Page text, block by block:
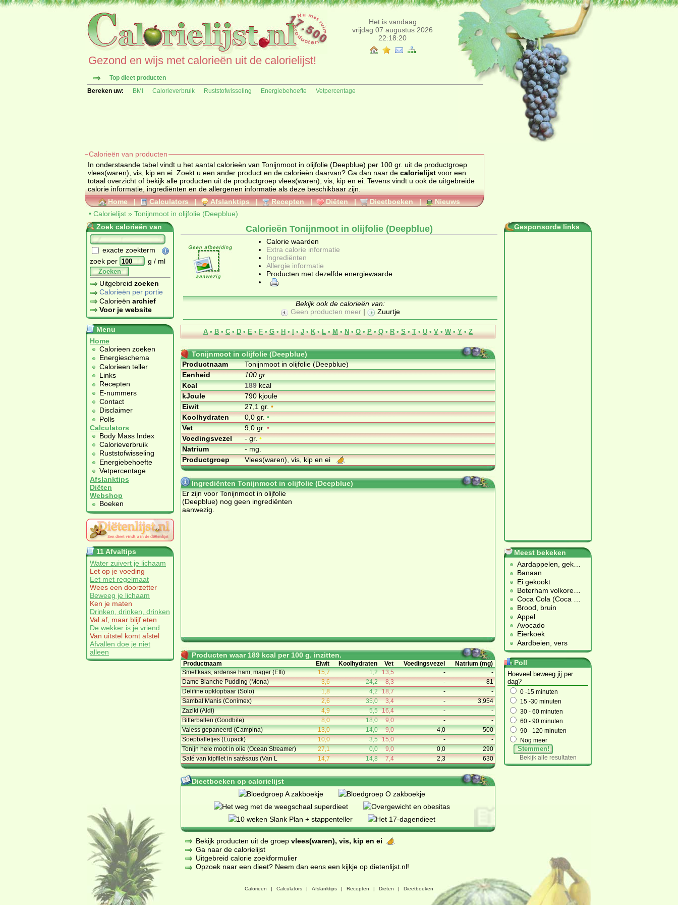
Het is vandaag
vrijdag 07 augustus 2026
22:18:20
Gezond en wijs met calorieën uit de calorielijst!
Top dieet producten
Bereken uw:
BMI Calorieverbruik Ruststofwisseling Energiebehoefte Vetpercentage
Calorieën van producten
In onderstaande tabel vindt u het aantal calorieën van Tonijnmoot in olijfolie (Deepblue) per 100 gr. uit de productgroep
vlees(waren), vis, kip en ei. Zoekt u een ander product en de calorieën daarvan? Ga dan naar de calorielijst voor een
totaal overzicht of bekijk alle producten uit de productgroep vlees(waren), vis, kip en ei
calorie informatie, ingrediënten en de allergenen informatie als deze beschikbaar zijn.
Home | Calculators | Afslanktips | Recepten | Diëten | Dieetboeken |
Nieuws
• Calorielijst » Tonijnmoot in olijfolie (Deepblue)
Zoek calorieën van
exacte zoekterm
zoek per
g / ml
Zoeken
Uitgebreid zoeken
Calorieën per portie
Calorieën archief
Voor je website
Menu
Home
Calorieen zoeken
Energieschema
Calorieen teller
Links
Recepten
E-nummers
Contact
Disclaimer
Polls
Calculators
Body Mass Index
Calorieverbruik
Ruststofwisseling
Energiebehoefte
Vetpercentage
Afslanktips
Diëten
Webshop
Boeken
11 Afvaltips
Water zuivert je lichaam
Let op je voeding
Eet met regelmaat
Wees een doorzetter
Beweeg je lichaam
Ken je maten
Drinken, drinken, drinken
Val af, maar blijf eten
De wekker is je vriend
Van uitstel komt afstel
Afvallen doe je niet
alleen
Calorieën Tonijnmoot in olijfolie (Deepblue)
Calorie waarden
Extra calorie informatie
Ingrediënten
Allergie informatie
Producten met dezelfde energiewaarde
Bekijk ook de calorieën van:
Geen producten meer | Zuurtje
A • B • C • D • E • F • G • H • I • J • K • L • M • N • O • P • Q • R • S • T • U • V • W • Y • Z
Tonijnmoot in olijfolie (Deepblue)
Productnaam
Tonijnmoot in olijfolie (Deepblue)
Eenheid
100 gr.
Kcal
189kcal
kJoule
790 kjoule
Eiwit
27,1 gr.•
Koolhydraten
0,0 gr.•
Vet
9,0 gr.•
Voedingsvezel
- gr.•
Natrium
- mg.
Productgroep
Vlees(waren), vis, kip en ei
Ingrediënten Tonijnmoot in olijfolie (Deepblue)
Er zijn voor Tonijnmoot in olijfolie
(Deepblue) nog geen ingrediënten
aanwezig.
Producten waar 189 kcal per 100 g. inzitten.
Productnaam Eiwit Koolhydraten Vet Voedingsvezel
Natrium (mg)
Smeltkaas, ardense ham, mager (Effi)
15,7 1,2 13,5 -
-
Dame Blanche Pudding (Mona)
3,6 24,2 8,3 -
81
Delifine opklopbaar (Solo)
1,8 4,2 18,7 -
-
Sambal Manis (Conimex)
2,6 35,0 3,4 -
3,954
Zaziki (Aldi)
4,9 5,5 16,4 -
-
Bitterballen (Goodbite)
8,0 18,0 9,0 -
-
Valess gepaneerd (Campina)
13,0 14,0 9,0 4,0
500
Soepballetjes (Lupack)
10,0 3,5 15,0 -
-
Tonijn hele moot in olie (Ocean Streamer)
27,1 0,0 9,0 0,0
290
Saté van kipfilet in satésaus (Van L
14,7 14,8 7,4 2,3 630
Dieetboeken op calorielijst
Bekijk producten uit de groep vlees(waren), vis, kip en ei
Ga naar de calorielijst
Uitgebreid calorie zoekformulier
Opzoek naar een dieet? Neem dan eens een kijkje op dietenlijst.nl!
Gesponsorde links
Meest bekeken
Aardappelen, gek
Banaan
Ei gekookt
Boterham volkore
Coca Cola (Coca
Brood, bruin
Appel
Avocado
Eierkoek
Aardbeien, vers
Poll
Hoeveel beweeg jij per
dag?
0 -15 minuten
15 -30 minuten
30 - 60 minuten
60 - 90 minuten
90 - 120 minuten
Nog meer
Stemmen!
Bekijk alle resultaten
Calorieen | Calculators | Afslanktips | Recepten | Diëten | Dieetboeken